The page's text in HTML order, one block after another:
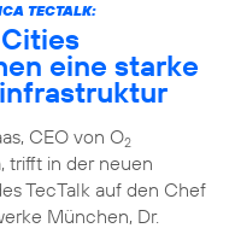
TECTALK:
eine starke
CEO von O2
trifft in der neuen
TecTalk auf den Chef
München, Dr.